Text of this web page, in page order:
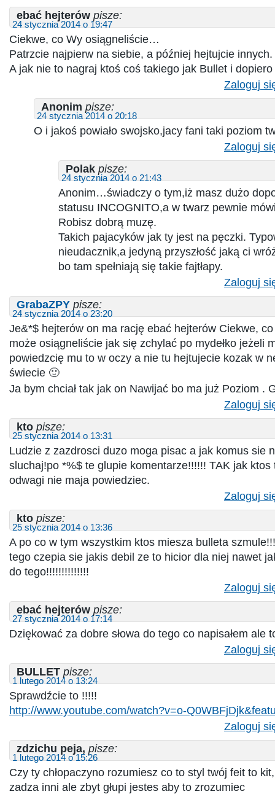
ebać hejterów pisze:
24 stycznia 2014 o 19:47
Ciekwe, co Wy osiągneliście…
Patrzcie najpierw na siebie, a później hejtujcie innych.
A jak nie to nagraj ktoś coś takiego jak Bullet i dopiero
Zaloguj
Anonim pisze:
24 stycznia 2014 o 20:18
O i jakoś powiało swojsko,jacy fani taki poziom
Zaloguj
Polak pisze:
24 stycznia 2014 o 21:43
Anonim…świadczy o tym,iż masz dużo
statusu INCOGNITO,a w twarz pewnie
Robisz dobrą muzę.
Takich pajacyków jak ty jest na pęczki.
nieudacznik,a jedyną przyszłość jaką ci
bo tam spełniają się takie fajtłapy.
Zaloguj
GrabaZPY pisze:
24 stycznia 2014 o 23:20
Je&*$ hejterów on ma rację ebać hejterów Ciekwe,
może osiągneliście jak się zchylać po mydełko jeżeli
powiedzcię mu to w oczy a nie tu hejtujecie kozak w
świecie 🙂
Ja bym chciał tak jak on Nawijać bo ma już Poziom .
Zaloguj
kto pisze:
25 stycznia 2014 o 13:31
Ludzie z zazdrosci duzo moga pisac a jak komus sie
sluchaj!po *%$ te glupie komentarze!!!!!! TAK jak ktos
odwagi nie maja powiedziec.
Zaloguj
kto pisze:
25 stycznia 2014 o 13:36
A po co w tym wszystkim ktos miesza bulleta
tego czepia sie jakis debil ze to hicior dla niej nawet
do tego!!!!!!!!!!!!!!
Zaloguj
ebać hejterów pisze:
27 stycznia 2014 o 17:14
Dziękować za dobre słowa do tego co napisałem ale
Zaloguj
BULLET pisze:
1 lutego 2014 o 13:24
Sprawdźcie to !!!!!
http://www.youtube.com/watch?v=o-
Zaloguj
zdzichu peja, pisze:
1 lutego 2014 o 15:26
Czy ty chłopaczyno rozumiesz co to styl twój feit to
zadza inni ale zbyt głupi jestes aby to zrozumiec